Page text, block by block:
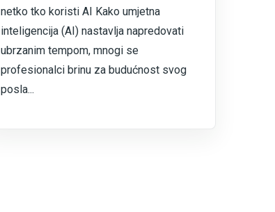
netko tko koristi AI Kako umjetna
inteligencija (AI) nastavlja napredovati
ubrzanim tempom, mnogi se
profesionalci brinu za budućnost svog
posla...